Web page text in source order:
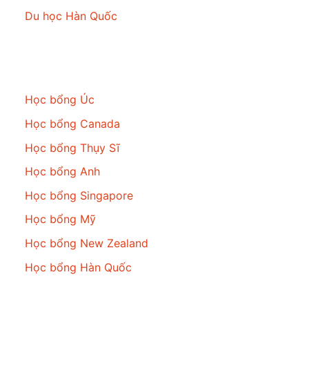
Du học Hàn Quốc
Học bổng Úc
Học bổng Canada
Học bổng Thụy Sĩ
Học bổng Anh
Học bổng Singapore
Học bổng Mỹ
Học bổng New Zealand
Học bổng Hàn Quốc